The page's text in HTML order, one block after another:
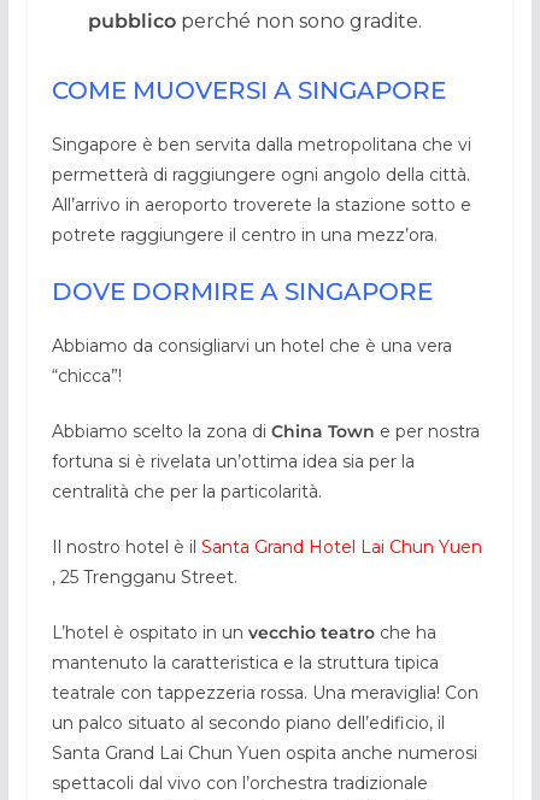
pubblicoperché non sono gradite.
COME MUOVERSI A SINGAPORE
Singapore è ben servita dalla metropolitana che vi
permetterà di raggiungere ogni angolo della città.
All’arrivo in aeroporto troverete la stazione sotto e
potrete raggiungere il centro in una mezz’ora.
DOVE DORMIRE A SINGAPORE
Abbiamo da consigliarvi un hotel che è una vera
“chicca”!
Abbiamo scelto la zona di China Town e per nostra
fortuna si è rivelata un’ottima idea sia per la
centralità che per la particolarità.
Il nostro hotel è il Santa Grand Hotel Lai Chun Yuen
, 25 Trengganu Street.
L’hotel è ospitato in un vecchio teatroche ha
mantenuto la caratteristica e la struttura tipica
teatrale con tappezzeria rossa. Una meraviglia! Con
un palco situato al secondo piano dell’edificio, il
Santa Grand Lai Chun Yuen ospita anche numerosi
spettacoli dal vivo con l’orchestra tradizionale